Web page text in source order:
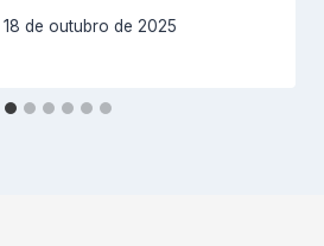
18 de outubro de 2025